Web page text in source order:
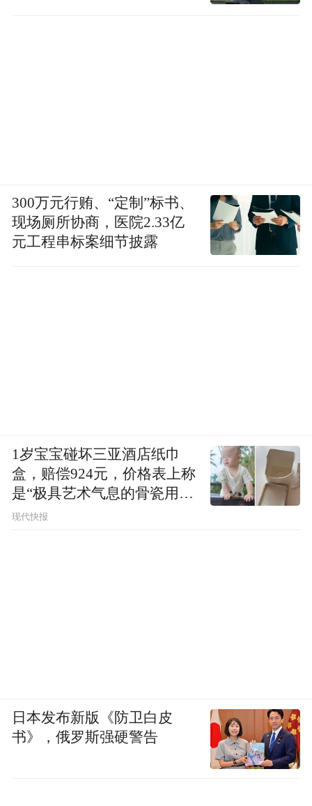
300万元行贿、“定制”标书、
现场厕所协商，医院2.33亿
元工程串标案细节披露
1岁宝宝碰坏三亚酒店纸巾
盒，赔偿924元，价格表上称
是“极具艺术气息的骨瓷用
品”
现代快报
日本发布新版《防卫白皮
书》，俄罗斯强硬警告